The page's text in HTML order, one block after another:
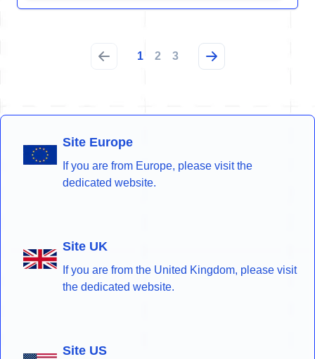
1 2 3
Site Europe
If you are from Europe, please visit the
dedicated website.
Site UK
If you are from the United Kingdom, please visit
the dedicated website.
Site US